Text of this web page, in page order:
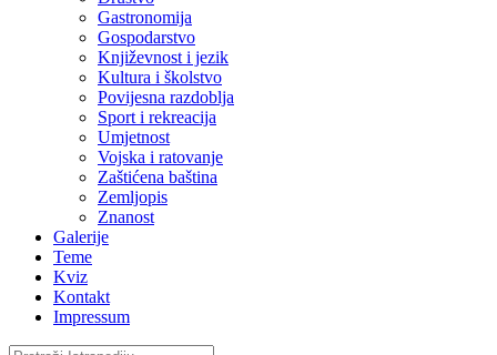
Gastronomija
Gospodarstvo
Književnost i jezik
Kultura i školstvo
Povijesna razdoblja
Sport i rekreacija
Umjetnost
Vojska i ratovanje
Zaštićena baština
Zemljopis
Znanost
Galerije
Teme
Kviz
Kontakt
Impressum